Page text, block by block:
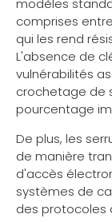
modèles
comprises
qui les rend
L'absence de
vulnérabilités
crochetage de
pourcentage
De plus, les
de manière
d'accès
systèmes de
des protocoles